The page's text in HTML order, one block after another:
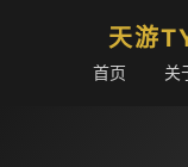
天游
首页 关